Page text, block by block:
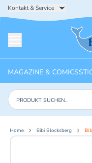
Kontakt & Service
MAGAZINE & COMICS
Produkte suchen
Home Bibi Blocksberg